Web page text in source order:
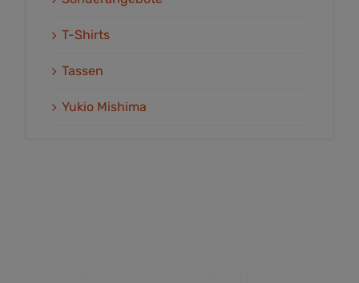
T-Shirts
Tassen
Yukio Mishima